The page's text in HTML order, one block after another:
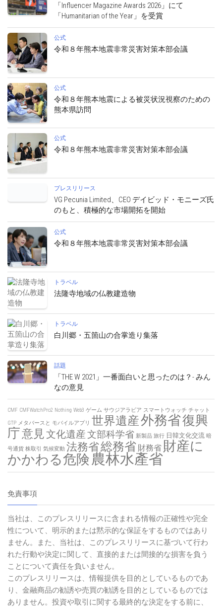
「Influencer Magazine Awards 2026」にて
「Humanitarian of the Year」を受賞
公式
令和８年熊本地震非常災害対策本部会議
公式
令和８年熊本地震による被災状況視察のための
熊本県訪問
公式
令和８年熊本地震非常災害対策本部会議
プレスリリース
VG Pecunia Limited、CEO デイビッド・モニーズ氏
のもと、積極的な市場開拓を開始
公式
令和８年熊本地震非常災害対策本部会議
トラベル
法隆寺地域の仏教建造物
トラベル
白川郷・五箇山の合掌造り集落
話題
「THE W 2021」一番面白いと思ったのは？- みん
なの意見
CMF CMFWatchPro2 Nothing Web3 ゲーム サウジアラビア スマートウォッチ チャット
GTP メタバースと モバイルアプリ 世界遺産外務省復興
庁意見文化遺産文部科学省 新製品 旅行 日韓文化交流 暗
号通貨 株取引 気候変動 法務省総務省 財務省 財産に
かかわる危険農林水產省
免責事項
当社は、このプレスリリースに含まれる情報の正確性や完全
性について、明示的または黙示的な保証をするものではあり
ません。また、当社は、このプレスリリースに基づいて行わ
れた行動や決定に関して、直接的または間接的な損害を負う
ことについて責任を負いません。
このプレスリリースは、情報提供を目的としているものであ
り、金融商品の勧誘や売買の勧誘を目的としているものでは
ありません。投資や取引に関する最終的な決定をする前に、